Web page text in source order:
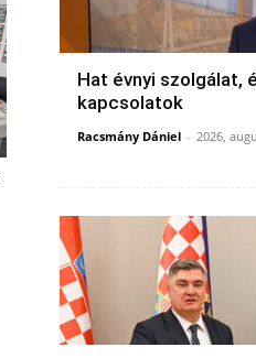
Hat évnyi szolgálat,
kapcsolatok
Racsmány Dániel - 2026,